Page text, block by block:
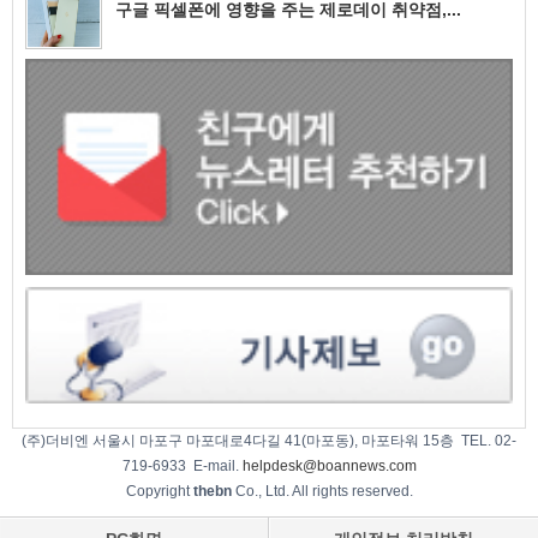
구글 픽셀폰에 영향을 주는 제로데이 취약점,...
(주)더비엔 서울시 마포구 마포대로4다길 41(마포동), 마포타워 15층 TEL. 02-
719-6933 E-mail. helpdesk@boannews.com
CopyrightthebnCo., Ltd. All rights reserved.